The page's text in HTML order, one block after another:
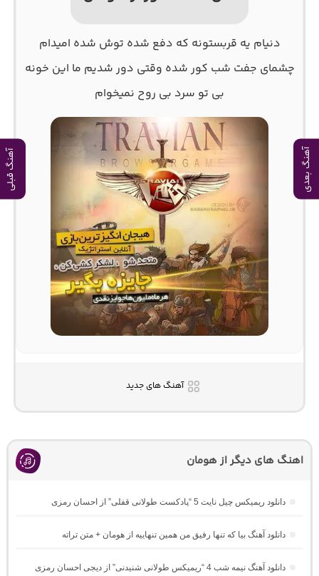
آهنگ بعدی آهنگ قبلی
دنیام یه قربستونه که دفع شده توش شده امیدام
چشمای جفت شب کور شده وقتی دور شدیم ما این خونه
بی تو سرد بی روح نمیخوام
آهنگ های جدید
اهنگ های دیگر از هومان
دانلود ریمیکس چیل نایت 5 “پادکست طولانی قفلی” از احسان رمزی
دانلود آهنگ بیا که تنها رفیق من همین تنهاییه از هومان + متن تراته
دانلود آهنگ نیمه شب 4 “ریمیکس طولانی شنیدنی” از دیجی احسان رمزی